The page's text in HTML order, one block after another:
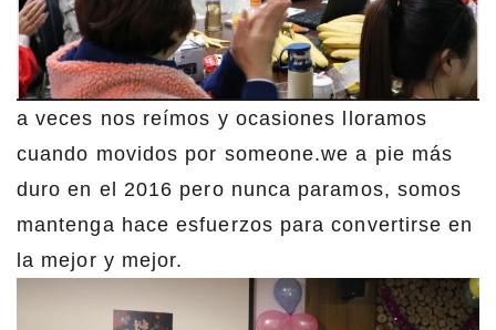
a veces nos reímos y ocasiones lloramos
cuando movidos por someone.we a pie más
duro en el 2016 pero nunca paramos, somos
mantenga hace esfuerzos para convertirse en
la mejor y mejor.